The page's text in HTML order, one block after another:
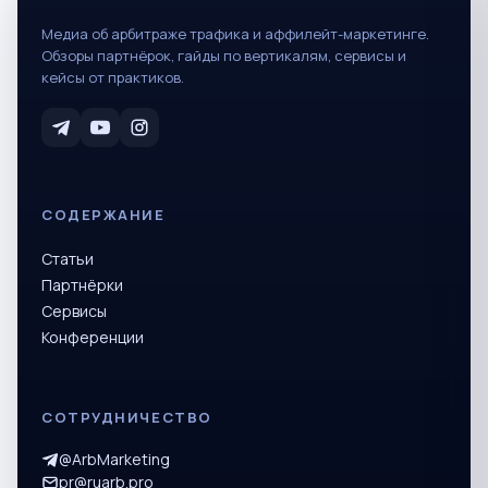
Медиа об арбитраже трафика и аффилейт-маркетинге.
Обзоры партнёрок, гайды по вертикалям, сервисы и
кейсы от практиков.
СОДЕРЖАНИЕ
Статьи
Партнёрки
Сервисы
Конференции
СОТРУДНИЧЕСТВО
@ArbMarketing
pr@ruarb.pro